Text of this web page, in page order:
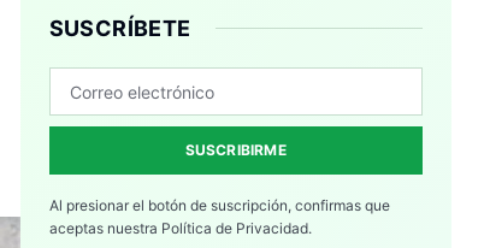
SUSCRÍBETE
SUSCRIBIRME
Al presionar el botón de suscripción, confirmas que
aceptas nuestra Política de Privacidad.